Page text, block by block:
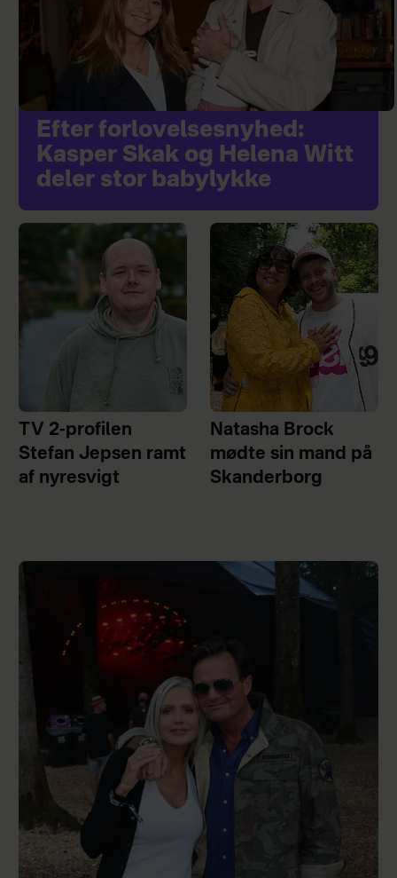
Efter forlovelsesnyhed:
Kasper Skak og Helena Witt
deler stor babylykke
TV 2-profilen
Stefan Jepsen ramt
af nyresvigt
Natasha Brock
mødte sin mand på
Skanderborg